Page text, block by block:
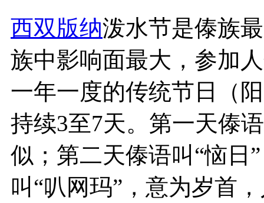
西双版纳泼水节是傣族
族中影响面最大，参加
一年一度的传统节日（
持续3至7天。第一天傣
似；第二天傣语叫“恼日
叫“叭网玛”，意为岁首